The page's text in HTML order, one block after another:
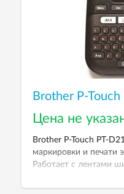
Brother P-
Цена не
Brother P-Touch PT-
маркировки и печати
Работает с лентами